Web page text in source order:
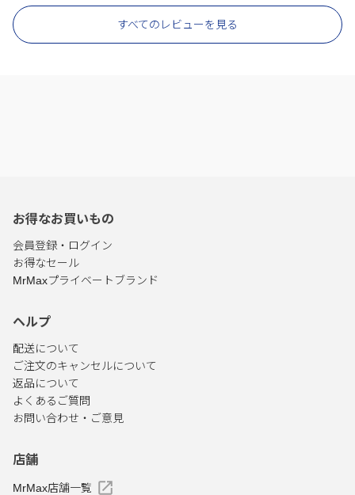
すべてのレビューを見る
お得なお買いもの
会員登録・ログイン
お得なセール
MrMaxプライベートブランド
ヘルプ
配送について
ご注文のキャンセルについて
返品について
よくあるご質問
お問い合わせ・ご意見
店舗
MrMax店舗一覧